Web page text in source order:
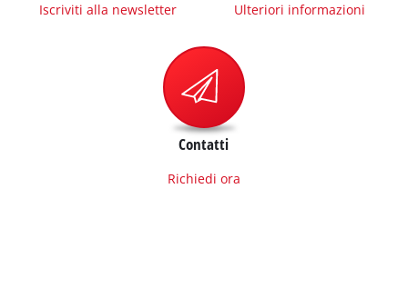
Iscriviti alla newsletter Ulteriori informazioni
Contatti
Richiedi ora